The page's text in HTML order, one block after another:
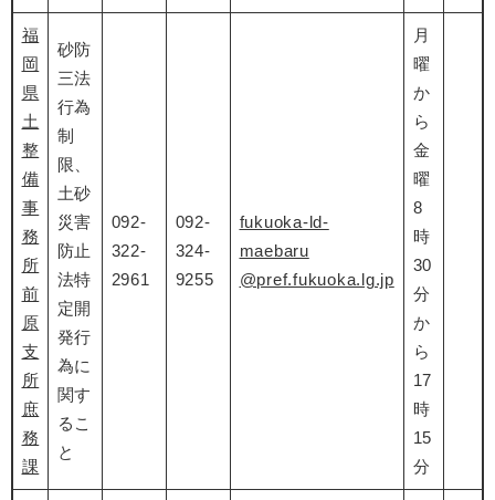
福
岡
県
土
整
備
事
務
所
前
原
支
所
庶
務
課
砂防
三法
行為
制
限、
土砂
災害
防止
法特
定開
発行
為に
関す
るこ
と
092-
322-
2961
092-
324-
9255
fukuoka-ld-
maebaru
@pref.fukuoka.lg.jp
月
曜
か
ら
金
曜
8
時
30
分
か
ら
17
時
15
分